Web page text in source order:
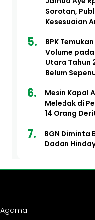
Sorotan,
Kesesuaian
BPK
Volume pada
Utara Tahun
Belum
Mesin Kapal
Meledak di
14 Orang
BGN Diminta
Dadan
Agama